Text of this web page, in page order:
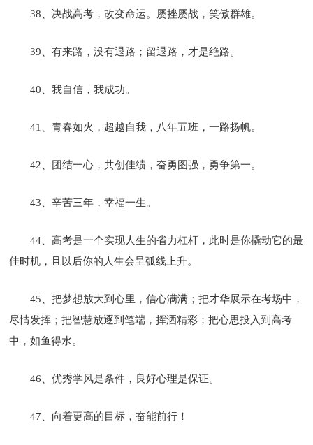
38、决战高考，改变命运。屡挫屡战，笑傲群雄。
39、有来路，没有退路；留退路，才是绝路。
40、我自信，我成功。
41、青春如火，超越自我，八年五班，一路扬帆。
42、团结一心，共创佳绩，奋勇图强，勇争第一。
43、辛苦三年，幸福一生。
44、高考是一个实现人生的省力杠杆，此时是你撬动它的最
佳时机，且以后你的人生会呈弧线上升。
45、把梦想放大到心里，信心满满；把才华展示在考场中，
尽情发挥；把智慧放逐到笔端，挥洒精彩；把心思投入到高考
中，如鱼得水。
46、优秀学风是条件，良好心理是保证。
47、向着更高的目标，奋能前行！